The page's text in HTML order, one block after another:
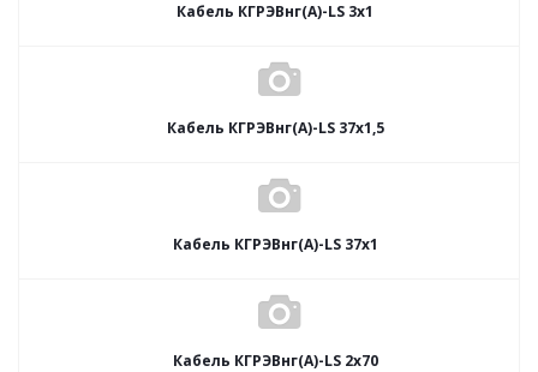
Кабель КГРЭВнг(А)-LS 3х1
Кабель КГРЭВнг(А)-LS 37х1,5
Кабель КГРЭВнг(А)-LS 37х1
Кабель КГРЭВнг(А)-LS 2х70